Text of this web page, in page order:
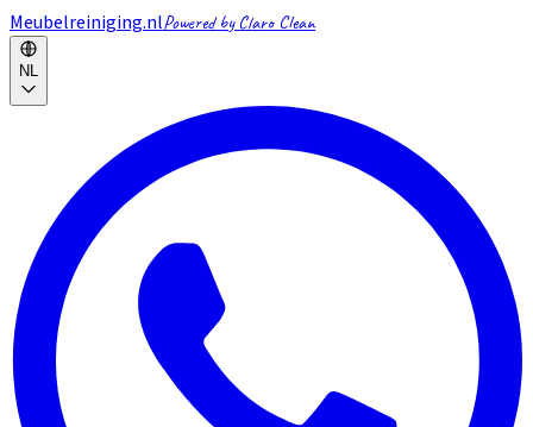
Meubelreiniging.nlPowered by Claro Clean
NL